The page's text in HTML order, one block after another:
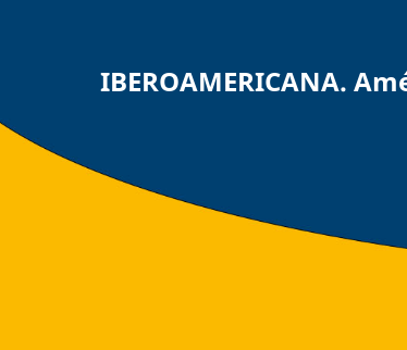
IBEROAMERICANA.